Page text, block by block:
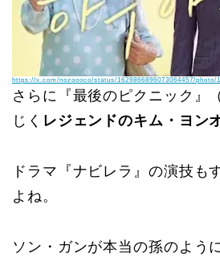
https://x.com/nozoooco/status/1629866896073064457/photo/1
さらに『最後のピクニック』
じく レジェンドのキム・ヨン
ドラマ『ナビレラ』の演技も
よね。
ソン・ガンが本当の孫のよう